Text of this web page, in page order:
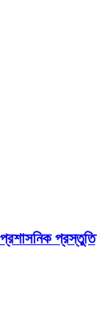
প্রস্তুতি